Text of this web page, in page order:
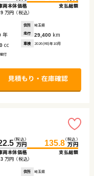
両本体価格
支払総額
万円 （税込）
住所
埼玉県
年 走行 29,400 km
cc 車検 2026(R8)年10月
付
（税込）
万円
両本体価格
135.8（税込）
万円
支払総額
万円 （税込）
住所
埼玉県